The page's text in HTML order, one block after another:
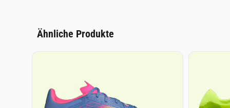
Ähnliche Produkte